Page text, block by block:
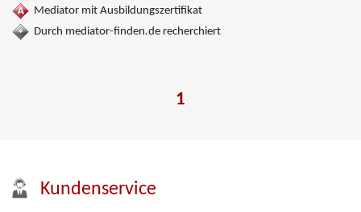
Mediator mit Ausbildungszertifikat
Durch mediator-finden.de recherchiert
1
Kundenservice